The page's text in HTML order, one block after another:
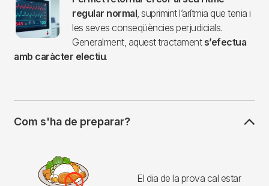
regular normal, suprimint l’arítmia que tenia i
les seves conseqüències perjudicials.
Generalment, aquest tractament s’efectua
amb caràcter electiu.
Com s'ha de preparar?
El dia de la prova cal estar